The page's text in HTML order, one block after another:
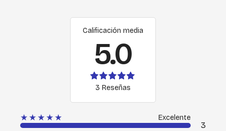
Calificación media
5.0
3 Reseñas
★★★★★ Excelente
3